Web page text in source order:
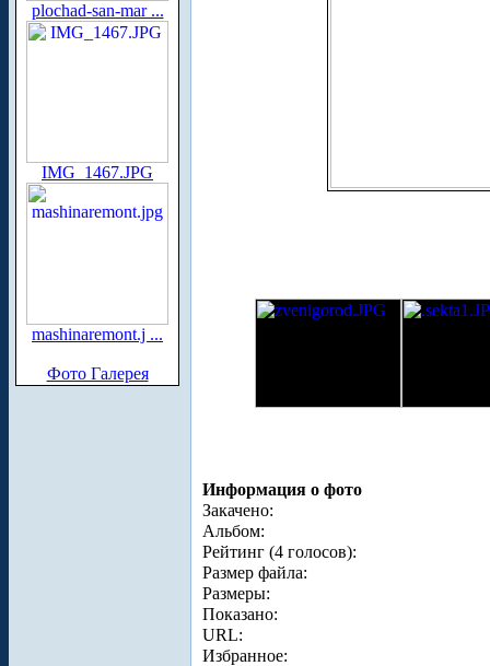
plochad-san-mar ...
IMG_1467.JPG
mashinaremont.j ...
Фото Галерея
Информация о фото
Закачено:
Альбом:
Рейтинг (4 голосов):
Размер файла:
Размеры:
Показано:
URL:
Избранное: